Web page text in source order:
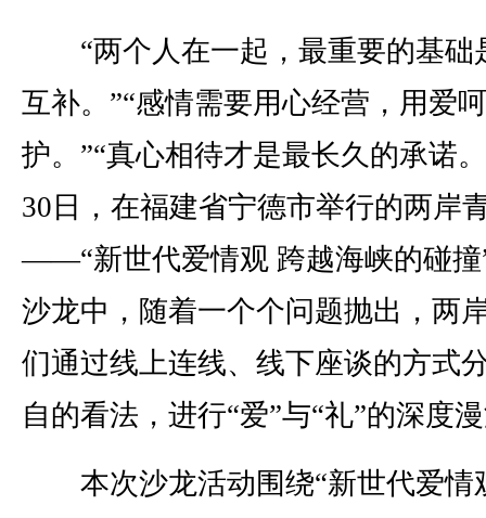
“两个人在一起，最重要的基础
互补。”“感情需要用心经营，用爱呵
护。”“真心相待才是最长久的承诺
30日，在福建省宁德市举行的两岸
——“新世代爱情观 跨越海峡的碰撞
沙龙中，随着一个个问题抛出，两
们通过线上连线、线下座谈的方式
自的看法，进行“爱”与“礼”的深度
本次沙龙活动围绕“新世代爱情